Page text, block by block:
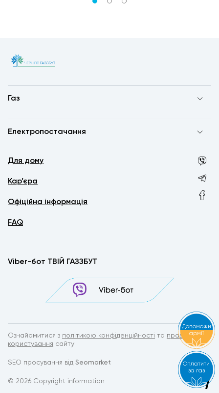
Газ
Електропостачання
Для дому
Кар’єра
Офіційна інформація
FAQ
Viber-бот ТВІЙ ГАЗЗБУТ
© 2026 Copyright information
Ознайомитися з політикою конфіденційності та правилами
користування сайту
SEO просування від Seomarket
by
Сплатити
за газ
Допоможи
армії